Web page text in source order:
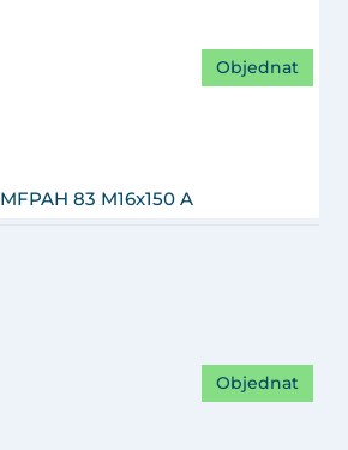
MFPAH 83 M16x150 A
Objednat
Objednat